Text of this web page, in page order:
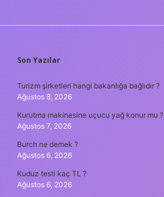
SIDEBAR
Son Yazılar
Turizm şirketleri hangi bakanlığa bağlıdır ?
Ağustos 8, 2026
Kurutma makinesine uçucu yağ konur mu ?
Ağustos 7, 2026
Burch ne demek ?
Ağustos 6, 2026
Kuduz testi kaç TL ?
Ağustos 6, 2026